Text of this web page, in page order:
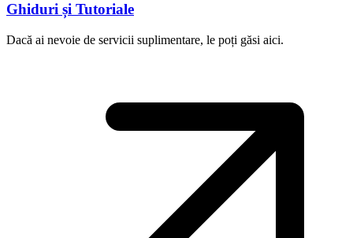
Ghiduri și Tutoriale
Dacă ai nevoie de servicii suplimentare, le poți găsi aici.